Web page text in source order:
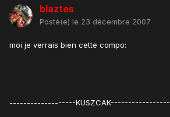
blaztes
Posté(e) le 23 décembre 2007
moi je verrais bien cette compo:
-------------------KUSZCAK-----------------